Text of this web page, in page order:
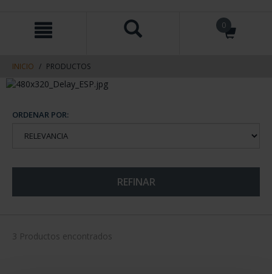
contenido
navegacin
0
INICIO PRODUCTOS
ORDENAR POR:
REFINAR
3 Productos encontrados